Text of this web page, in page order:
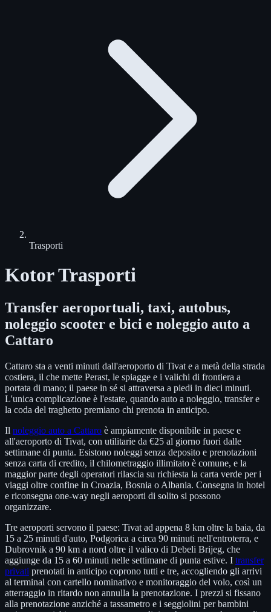
Trasporti
Kotor Trasporti
Transfer aeroportuali, taxi, autobus,
noleggio scooter e bici e noleggio auto a
Cattaro
Cattaro sta a venti minuti dall'aeroporto di Tivat e a metà della strada
costiera, il che mette Perast, le spiagge e i valichi di frontiera a
portata di mano; il paese in sé si attraversa a piedi in dieci minuti.
L'unica complicazione è l'estate, quando auto a noleggio, transfer e
la coda del traghetto premiano chi prenota in anticipo.
Il noleggio auto a Cattaro è ampiamente disponibile in paese e
all'aeroporto di Tivat, con utilitarie da €25 al giorno fuori dalle
settimane di punta. Esistono noleggi senza deposito e prenotazioni
senza carta di credito, il chilometraggio illimitato è comune, e la
maggior parte degli operatori rilascia su richiesta la carta verde per i
viaggi oltre confine in Croazia, Bosnia o Albania. Consegna in hotel
e riconsegna one-way negli aeroporti di solito si possono
organizzare.
Tre aeroporti servono il paese: Tivat ad appena 8 km oltre la baia, da
15 a 25 minuti d'auto, Podgorica a circa 90 minuti nell'entroterra, e
Dubrovnik a 90 km a nord oltre il valico di Debeli Brijeg, che
aggiunge da 15 a 60 minuti nelle settimane di punta estive. I transfer
privati prenotati in anticipo coprono tutti e tre, accogliendo gli arrivi
al terminal con cartello nominativo e monitoraggio del volo, così un
atterraggio in ritardo non annulla la prenotazione. I prezzi si fissano
alla prenotazione anziché a tassametro e i seggiolini per bambini